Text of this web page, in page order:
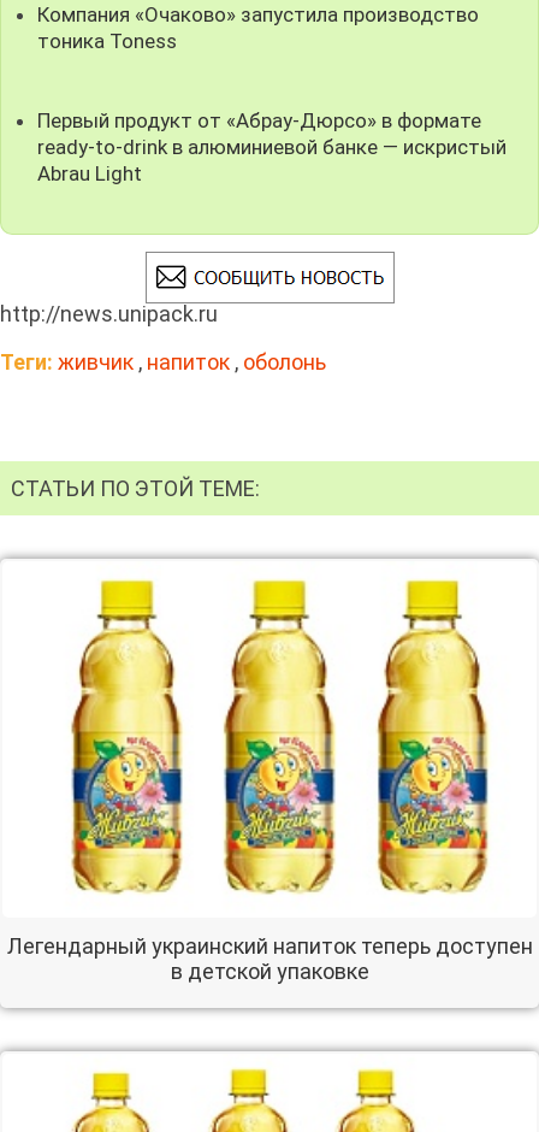
Компания «Очаково» запустила производство
тоника Toness
Первый продукт от «Абрау-Дюрсо» в формате
ready-to-drink в алюминиевой банке — искристый
Abrau Light
http://news.unipack.ru
Теги: живчик , напиток , оболонь
СТАТЬИ ПО ЭТОЙ ТЕМЕ:
Легендарный украинский напиток теперь доступен
в детской упаковке